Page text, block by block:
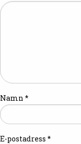
Namn *
E-postadress *